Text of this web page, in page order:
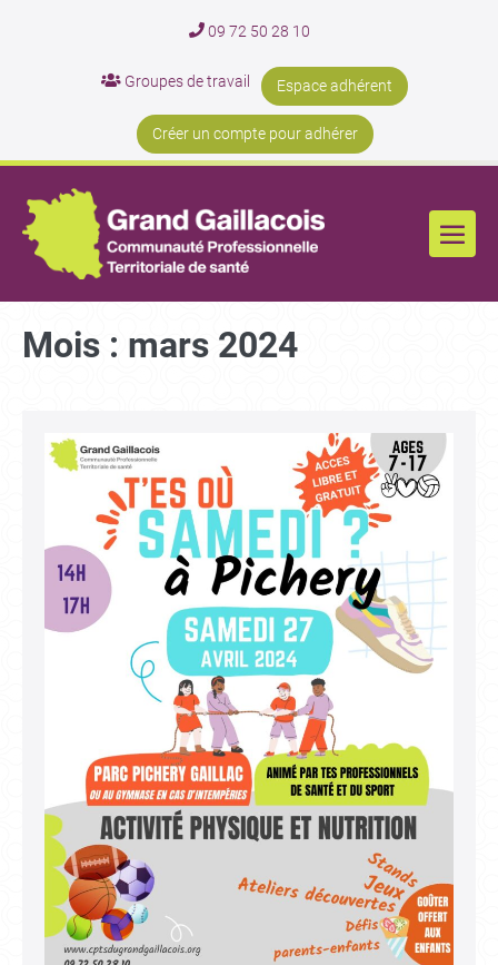
09 72 50 28 10
Groupes de travail Espace adhérent
Créer un compte pour adhérer
Mois : mars 2024